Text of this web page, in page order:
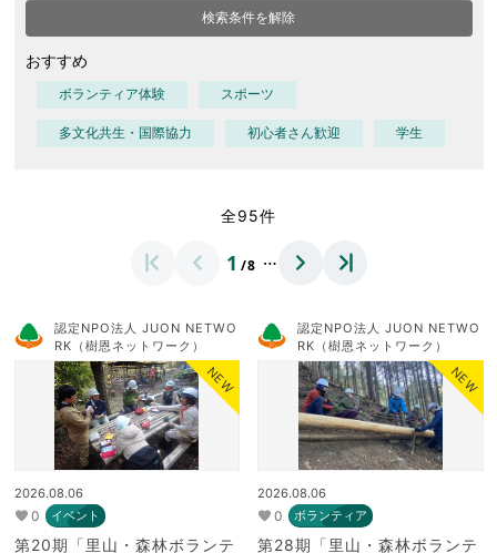
検索条件を解除
おすすめ
ボランティア体験 スポーツ
多文化共生・国際協力 初心者さん歓迎 学生
全95件
1 /8 …
認定NPO法人 JUON NETWO
RK（樹恩ネットワーク）
NEW
2026.08.06
0 イベント
第20期「里山・森林ボランテ
認定NPO法人 JUON NETWO
RK（樹恩ネットワーク）
NEW
2026.08.06
0 ボランティア
第28期「里山・森林ボランテ